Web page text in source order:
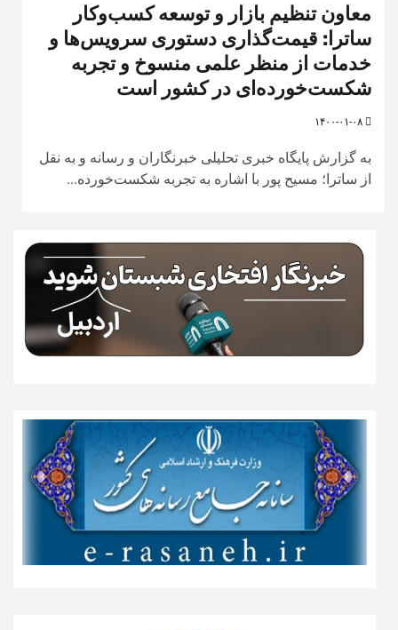
معاون تنظیم بازار و توسعه کسب‌وکار
ساترا: قیمت‌گذاری دستوری سرویس‌ها و
خدمات از منظر علمی منسوخ و تجربه
شکست‌خورده‌ای در کشور است
به گزارش پایگاه خبری تحلیلی خبرنگاران و رسانه و به نقل
از ساترا؛ مسیح پور با اشاره به تجربه شکست‌خورده...